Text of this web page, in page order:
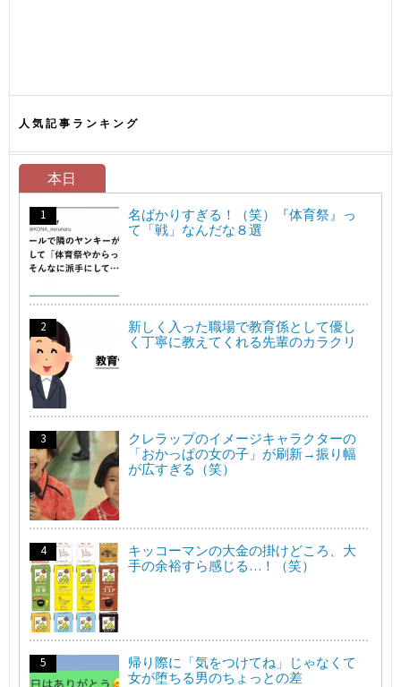
人気記事ランキング
本日
名ばかりすぎる！（笑）『体育祭』っ
て「戦」なんだな８選
新しく入った職場で教育係として優し
く丁寧に教えてくれる先輩のカラクリ
クレラップのイメージキャラクターの
「おかっぱの女の子」が刷新→振り幅
が広すぎる（笑）
キッコーマンの大金の掛けどころ、大
手の余裕すら感じる…！（笑）
帰り際に「気をつけてね」じゃなくて
女が堕ちる男のちょっとの差